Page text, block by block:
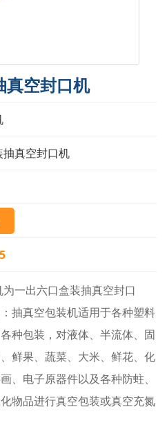
真空封口机
真空封口机
一出六口盒装抽真空封口
抽真空包装机适用于各种塑料
种包装，对液体、半流体、固
鲜果、蔬菜、大米、鲜花、化
、电子原器件以及各种防蛀、
物品进行真空包装或真空充氮